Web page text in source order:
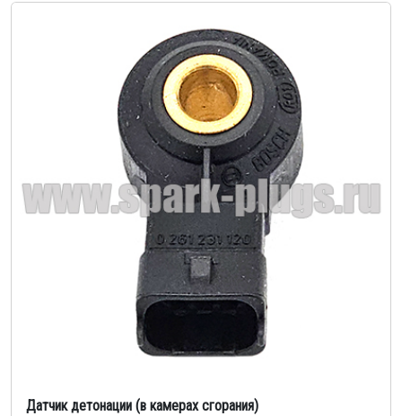
Датчик детонации (в камерах сгорания)